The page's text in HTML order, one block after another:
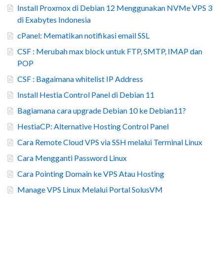
Install Proxmox di Debian 12 Menggunakan NVMe VPS 3
di Exabytes Indonesia
cPanel: Mematikan notifikasi email SSL
CSF : Merubah max block untuk FTP, SMTP, IMAP dan
POP
CSF : Bagaimana whitelist IP Address
Install Hestia Control Panel di Debian 11
Bagiamana cara upgrade Debian 10 ke Debian11?
HestiaCP: Alternative Hosting Control Panel
Cara Remote Cloud VPS via SSH melalui Terminal Linux
Cara Mengganti Password Linux
Cara Pointing Domain ke VPS Atau Hosting
Manage VPS Linux Melalui Portal SolusVM